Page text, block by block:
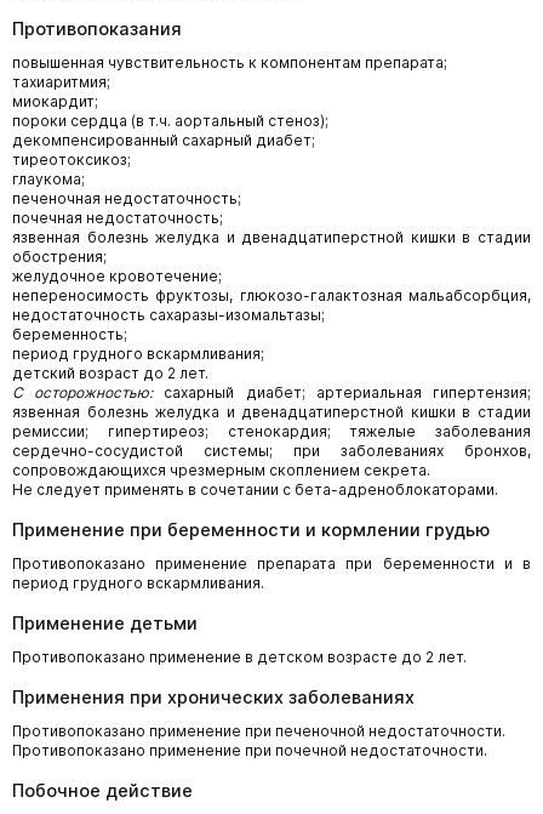
Противопоказания
повышенная чувствительность к компонентам препарата;
тахиаритмия;
миокардит;
пороки сердца (в т.ч. аортальный стеноз);
декомпенсированный сахарный диабет;
тиреотоксикоз;
глаукома;
печеночная недостаточность;
почечная недостаточность;
язвенная болезнь желудка и двенадцатиперстной кишки в стадии
обострения;
желудочное кровотечение;
непереносимость фруктозы, глюкозо-галактозная мальабсорбция,
недостаточность сахаразы-изомальтазы;
беременность;
период грудного вскармливания;
детский возраст до 2 лет.
С осторожностью:сахарный диабет; артериальная гипертензия;
язвенная болезнь желудка и двенадцатиперстной кишки в стадии
ремиссии; гипертиреоз; стенокардия; тяжелые заболевания
сердечно-сосудистой системы; при заболеваниях бронхов,
сопровождающихся чрезмерным скоплением секрета.
Не следует применять в сочетании с бета-адреноблокаторами.
Применение при беременности и кормлении грудью
Противопоказано применение препарата при беременности и в
период грудного вскармливания.
Применение детьми
Противопоказано применение в детском возрасте до 2 лет.
Применения при хронических заболеваниях
Противопоказано применение при печеночной недостаточности.
Противопоказано применение при почечной недостаточности.
Побочное действие